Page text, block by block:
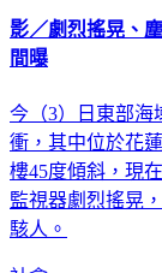
影／劇烈搖晃、
間曝
今（3）日東部海
衝，其中位於花
樓45度傾斜，現
監視器劇烈搖晃
駭人。